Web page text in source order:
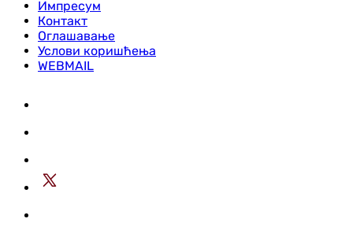
Импресум
Контакт
Оглашавање
Услови коришћења
WEBMAIL